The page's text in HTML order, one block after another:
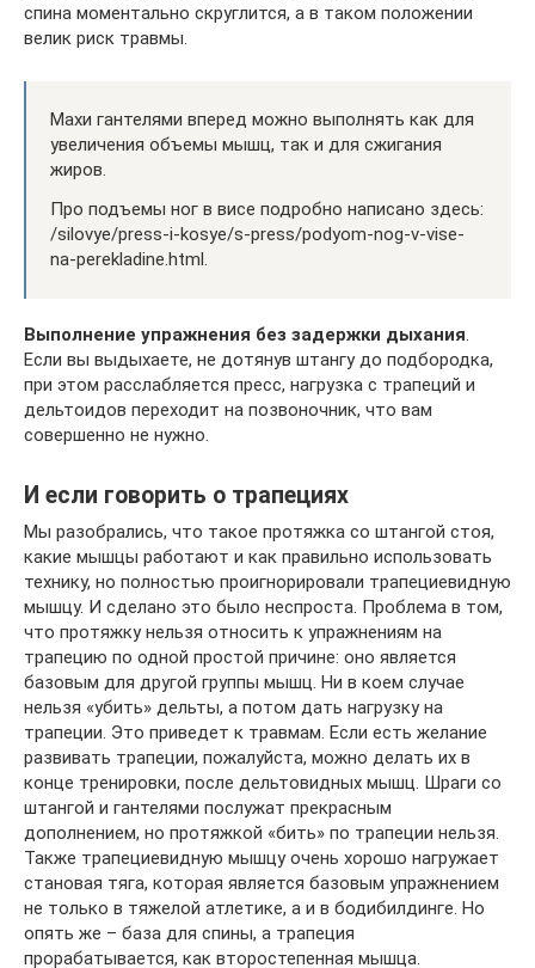
спина моментально скруглится, а в таком положении
велик риск травмы.
Махи гантелями вперед можно выполнять как для
увеличения объемы мышц, так и для сжигания
жиров.
Про подъемы ног в висе подробно написано здесь:
/silovye/press-i-kosye/s-press/podyom-nog-v-vise-
na-perekladine.html.
Выполнение упражнения без задержки дыхания
Если вы выдыхаете, не дотянув штангу до подбородка,
при этом расслабляется пресс, нагрузка с трапеций и
дельтоидов переходит на позвоночник, что вам
совершенно не нужно.
И если говорить о трапециях
Мы разобрались, что такое протяжка со штангой стоя,
какие мышцы работают и как правильно использовать
технику, но полностью проигнорировали трапециевидную
мышцу. И сделано это было неспроста. Проблема в том,
что протяжку нельзя относить к упражнениям на
трапецию по одной простой причине: оно является
базовым для другой группы мышц. Ни в коем случае
нельзя «убить» дельты, а потом дать нагрузку на
трапеции. Это приведет к травмам. Если есть желание
развивать трапеции, пожалуйста, можно делать их в
конце тренировки, после дельтовидных мышц. Шраги со
штангой и гантелями послужат прекрасным
дополнением, но протяжкой «бить» по трапеции нельзя.
Также трапециевидную мышцу очень хорошо нагружает
становая тяга, которая является базовым упражнением
не только в тяжелой атлетике, а и в бодибилдинге. Но
опять же – база для спины, а трапеция
прорабатывается, как второстепенная мышца.